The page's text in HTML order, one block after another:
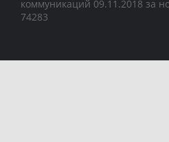
коммуникаций 09.11.2018 за
74283